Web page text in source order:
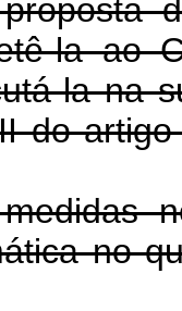
la ao
la na
do artigo
no